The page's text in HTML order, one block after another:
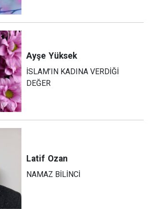
Ayşe Yüksek
İSLAM’IN KADINA VERDİĞİ
DEĞER
Latif Ozan
NAMAZ BİLİNCİ